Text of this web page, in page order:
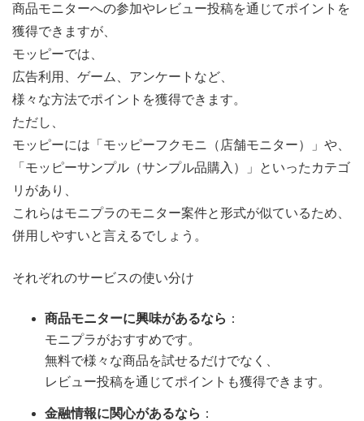
商品モニターへの参加やレビュー投稿を通じてポイントを
獲得できますが、
モッピーでは、
広告利用、ゲーム、アンケートなど、
様々な方法でポイントを獲得できます。
ただし、
モッピーには「モッピーフクモニ（店舗モニター）」や、
「モッピーサンプル（サンプル品購入）」といったカテゴ
リがあり、
これらはモニプラのモニター案件と形式が似ているため、
併用しやすいと言えるでしょう。
それぞれのサービスの使い分け
商品モニターに興味があるなら ：
モニプラがおすすめです。
無料で様々な商品を試せるだけでなく、
レビュー投稿を通じてポイントも獲得できます。
金融情報に関心があるなら ：